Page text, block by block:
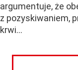
argumentuje, że
z pozyskiwaniem,
krwi...